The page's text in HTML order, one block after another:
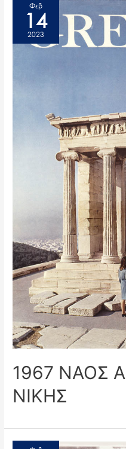
Φεβ
14
2023
1967 ΝΑΟΣ
ΝΙΚΗΣ